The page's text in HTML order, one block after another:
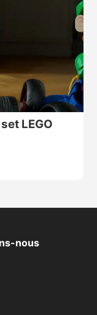
LEGO
nous